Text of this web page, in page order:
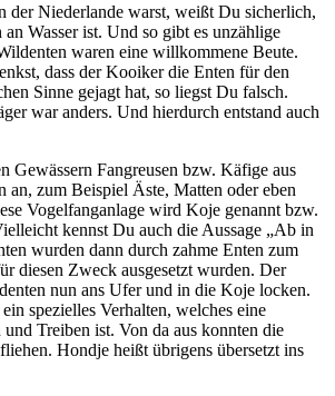
der Niederlande warst, weißt Du sicherlich,
an Wasser ist. Und so gibt es unzählige
waren eine willkommene Beute.
dass der Kooiker die Enten für den
Sinne gejagt hat, so liegst Du falsch.
war anders. Und hierdurch entstand auch
Gewässern Fangreusen bzw. Käfige aus
an, zum Beispiel Äste, Matten oder eben
Vogelfanganlage wird Koje genannt bzw.
kennst Du auch die Aussage „Ab in
wurden dann durch zahme Enten zum
diesen Zweck ausgesetzt wurden. Der
nun ans Ufer und in die Koje locken.
spezielles Verhalten, welches eine
Treiben ist. Von da aus konnten die
Hondje heißt übrigens übersetzt ins